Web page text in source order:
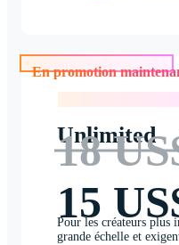
En promotion maintenant !
Unlimited
18
15
Pour les créateurs plus
grande échelle et